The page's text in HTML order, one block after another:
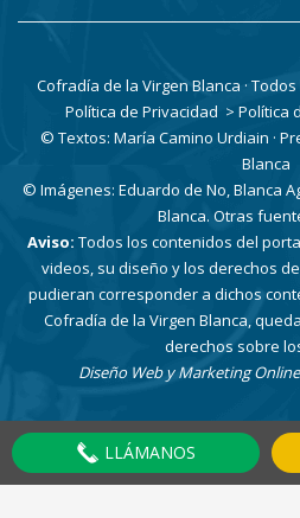
Cofradía de la Virgen Blanca ·
Política de Privacidad > Política
© Textos: María Camino Urdiain ·
Blanca
© Imágenes: Eduardo de No, Blanca
Blanca. Otras
Aviso: Todos los contenidos del
videos, su diseño y los derechos
pudieran corresponder a dichos
Cofradía de la Virgen Blanca,
derechos sobre
Diseño Web y Marketing
LLÁMANOS